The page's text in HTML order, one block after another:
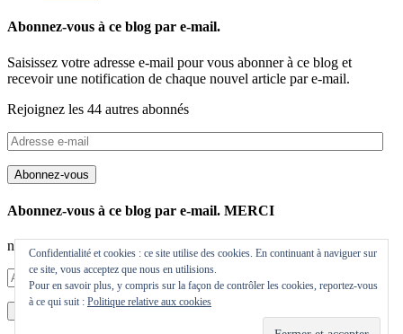
Abonnez-vous à ce blog par e-mail.
Saisissez votre adresse e-mail pour vous abonner à ce blog et
recevoir une notification de chaque nouvel article par e-mail.
Rejoignez les 44 autres abonnés
Adresse
e-
mail
Abonnez-vous
Abonnez-vous à ce blog par e-mail. MERCI
nadege.chable@orange.fr
Adresse
e-
mailAbonnez-vous
Confidentialité et cookies : ce site utilise des cookies. En continuant à naviguer sur
ce site, vous acceptez que nous en utilisions.
Pour en savoir plus, y compris sur la façon de contrôler les cookies, reportez-vous
à ce qui suit : Politique relative aux cookies